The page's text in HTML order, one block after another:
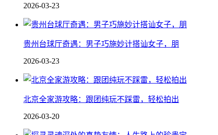
2026-03-23
贵州台球厅奇遇：男子巧施妙计搭讪女子，朋
2026-03-23
北京全家游攻略：跟团纯玩不踩雷，轻松拍出
2026-03-20